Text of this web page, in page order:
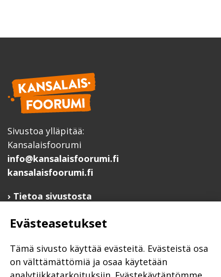
Sivustoa ylläpitää:
Kansalaisfoorumi
info@kansalaisfoorumi.fi
kansalaisfoorumi.fi
Tietoa sivustosta
Ilmoita järjestösi järjestöhakemistoon
Järjestötietäjä-testi
Anna palautetta
Evästeasetukset
Tämä sivusto käyttää evästeitä. Evästeistä osa
on välttämättömiä ja osaa käytetään